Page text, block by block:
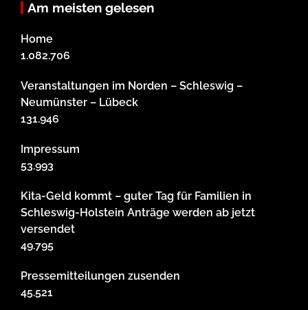
Am meisten gelesen
Home
1.082.706
Veranstaltungen im Norden – Schleswig –
Neumünster – Lübeck
131.946
Impressum
53.993
Kita-Geld kommt – guter Tag für Familien in
Schleswig-Holstein Anträge werden ab jetzt
versendet
49.795
Pressemitteilungen zusenden
45.521